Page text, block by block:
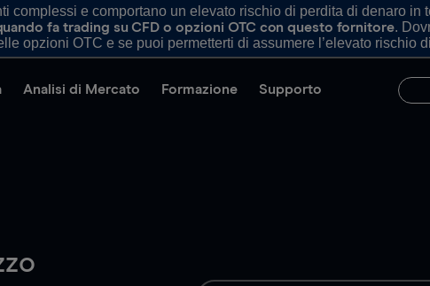
complessi e comportano un elevato rischio di perdita di denaro in
fa trading su CFD o opzioni OTC con questo fornitore.
opzioni OTC e se puoi permetterti di assumere l’elevato rischio
Analisi di Mercato Formazione Supporto